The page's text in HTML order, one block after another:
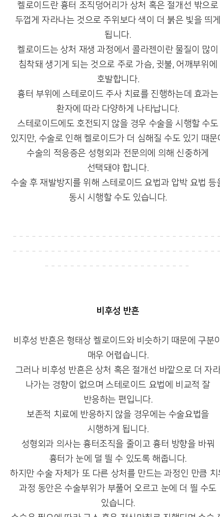
켈로이드란 흉터 조직덩어리가 상처 혹은 절개선 밖으로
두껍게 자라나는 것으로 주위보다 색이 더 붉은 빛을 띄
됩니다.
켈로이드는 상처 재생 과정에서 콜라젠이란 물질이 많이
침착돼 생기게 되는 것으로 주로 가슴, 귓불, 어깨부위에
호발합니다.
흉터 부위에 스테로이드 주사 치료를 진행하는데 효과는
환자에 따라 다양하게 나타납니다.
스테로이드에도 호전되지 않을 경우 수술을 시행할 수도
있지만, 수술로 인해 켈로이드가 더 심해질 수도 있기 때문
수술의 적응증은 성형외과 전문의에 의해 신중하게
선택돼야 합니다.
수술 후 재발방지를 위해 스테로이드 요법과 압박 요법 등
동시 시행할 수도 있습니다.
-----------------------
비후성 반흔
비후성 반흔은 형태상 켈로이드와 비슷하기 때문에 구분
매우 어렵습니다.
그러나 비후성 반흔은 상처 혹은 절개선 바깥으로 더 자
나가는 경향이 없으며 스테로이드 요법에 비교적 잘
반응하는 편입니다.
보존적 치료에 반응하지 않을 경우에는 수술요법을
시행하게 됩니다.
성형외과 의사는 흉터조직을 줄이고 흉터 방향을 바꿔
흉터가 눈에 덜 띌 수 있도록 해줍니다.
하지만 수술 자체가 또 다른 상처를 만드는 과정인 만큼 치
과정 동안은 수술부위가 부풀어 오르고 눈에 더 띌 수도
있습니다.